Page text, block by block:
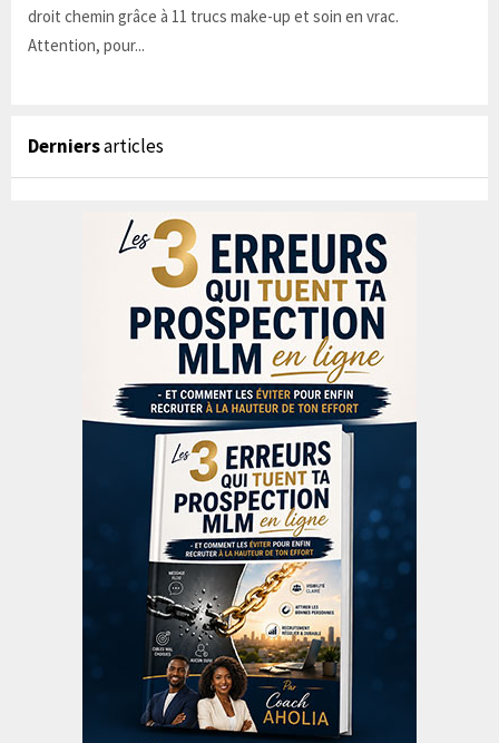
droit chemin grâce à 11 trucs make-up et soin en vrac.
Attention, pour...
Derniersarticles